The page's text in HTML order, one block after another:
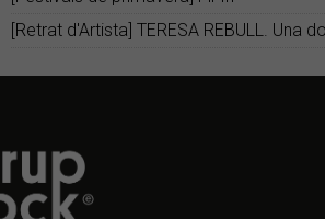
[Retrat d'Artista] TERESA REBULL. Una